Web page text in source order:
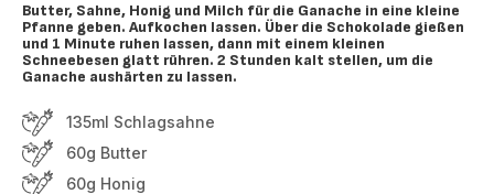
Butter, Sahne, Honig und Milch für die Ganache in eine kleine
Pfanne geben. Aufkochen lassen. Über die Schokolade gießen
und 1 Minute ruhen lassen, dann mit einem kleinen
Schneebesen glatt rühren. 2 Stunden kalt stellen, um die
Ganache aushärten zu lassen.
135ml Schlagsahne
60g Butter
60g Honig